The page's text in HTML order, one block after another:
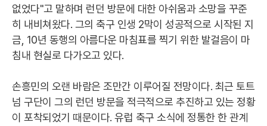
없었다"고 말하며 런던 방문에 대한 아쉬움과 소망을 꾸준
히 내비쳐왔다. 그의 축구 인생 2막이 성공적으로 시작된 지
금, 10년 동행의 아름다운 마침표를 찍기 위한 발걸음이 마
침내 현실로 다가오고 있다.
손흥민의 오랜 바람은 조만간 이루어질 전망이다. 최근 토트
넘 구단이 그의 런던 방문을 적극적으로 추진하고 있는 정황
이 포착되었기 때문이다. 유럽 축구 소식에 정통한 한 관계